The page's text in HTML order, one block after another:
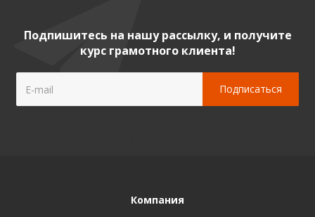
Подпишитесь на нашу рассылку, и получите
курс грамотного клиента!
Компания